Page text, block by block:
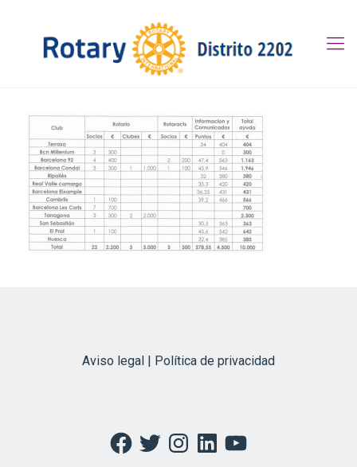
Aviso legal | Política de privacidad
Facebook
TwitterInstagramLinkedInYouTube